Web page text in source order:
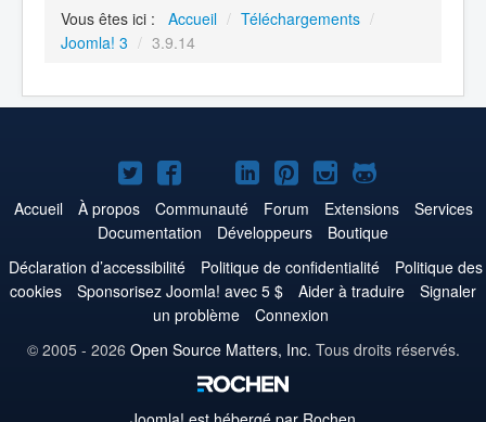
Vous êtes ici : Accueil / Téléchargements /
Joomla! 3 / 3.9.14
Joomla!
sur
Twitter
Joomla!
sur
Facebook
Joomla!
sur
YouTube
Joomla!
sur
LinkedIn
Joomla!
sur
Pinterest
Joomla!
sur
Instagram
Joomla!
sur
GitHub
Accueil À propos Communauté Forum Extensions
Services
Documentation
Développeurs
Boutique
Déclaration d’accessibilité
Politique de confidentialité
Politique des
cookies
Sponsorisez Joomla! avec 5 $ Aider à traduire
Signaler
un problème
Connexion
© 2005 - 2026 Open Source Matters, Inc. Tous droits réservés.